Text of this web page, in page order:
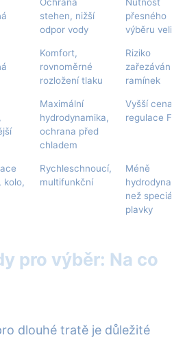
Ochrana
stehen, nižší
odpor vody
Nutnost
přesného
výběru
Komfort,
rovnoměrné
rozložení tlaku
Riziko
zařezávání
ramínek
Maximální
hydrodynamika,
ochrana před
chladem
Vyšší cena,
regulace
kolo,
Rychleschnoucí,
multifunkční
Méně
než speciální
plavky
pro výběr: Na co
dlouhé tratě je důležité